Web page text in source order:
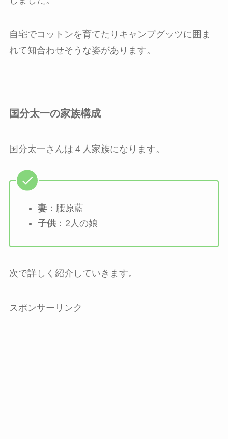
自宅でコットンを育てたりキャンプグッツに囲ま
れて知合わせそうな姿があります。
国分太一の家族構成
国分太一さんは４人家族になります。
妻：腰原藍
子供：2人の娘
次で詳しく紹介していきます。
スポンサーリンク